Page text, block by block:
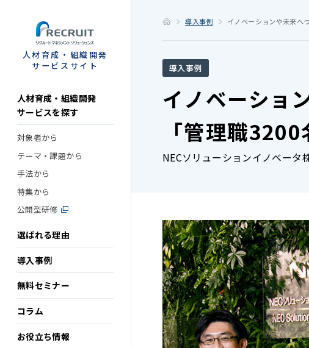
人材育成・組織開発
サービスサイト
人材育成・組織開発
サービスを探す
対象者から
テーマ・課題から
手法から
特集から
公開型研修
選ばれる理由
導入事例
無料セミナー
コラム
お役立ち情報
導入事例 イノベーションや未来へ
導入事例
イノベーショ
「管理職
NECソリューションイノベータ